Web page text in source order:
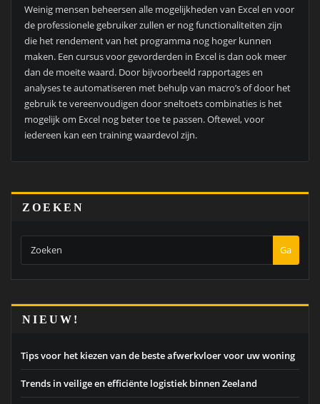
Weinig mensen beheersen alle mogelijkheden van Excel en voor
de professionele gebruiker zullen er nog functionaliteiten zijn
die het rendement van het programma nog hoger kunnen
maken. Een cursus voor gevorderden in Excel is dan ook meer
dan de moeite waard. Door bijvoorbeeld rapportages en
analyses te automatiseren met behulp van macro’s of door het
gebruik te vereenvoudigen door sneltoets combinaties is het
mogelijk om Excel nog beter toe te passen. Oftewel, voor
iedereen kan een training waardevol zijn.
ZOEKEN
Ga
NIEUW!
Tips voor het kiezen van de beste afwerkvloer voor uw woning
Trends in veilige en efficiënte logistiek binnen Zeeland